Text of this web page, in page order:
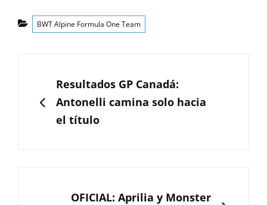
Categorías
BWT Alpine Formula One Team
entradas
ANTERIOR
Resultados GP Canadá:
Antonelli camina solo hacia
el título
SIGUIENTE
OFICIAL: Aprilia y Monster